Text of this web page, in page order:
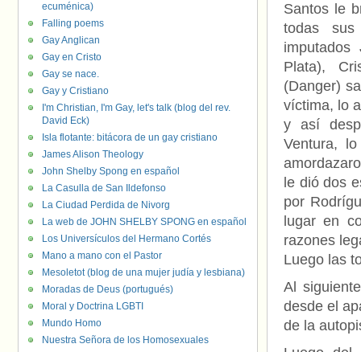
Santos le
todas sus
Plata),
(Danger)
víctima, lo
y así
Ventura,
le dió dos
por
lugar en
razones
Luego las
Al
desde el
de la
ecuménica)
Falling poems
Gay Anglican
Gay en Cristo
Gay se nace.
Gay y Cristiano
I'm Christian, I'm Gay, let's talk (blog del rev.
David Eck)
Isla flotante: bitácora de un gay cristiano
James Alison Theology
John Shelby Spong en español
La Casulla de San Ildefonso
La Ciudad Perdida de Nivorg
La web de JOHN SHELBY SPONG en español
Los Universículos del Hermano Cortés
Mano a mano con el Pastor
Mesoletot (blog de una mujer judía y lesbiana)
Moradas de Deus (portugués)
Moral y Doctrina LGBTI
Mundo Homo
Nuestra Señora de los Homosexuales